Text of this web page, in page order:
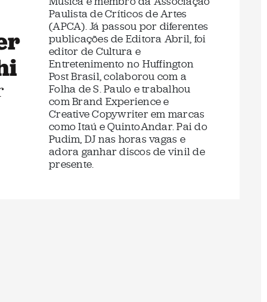
Paulista de Críticos de Artes
(APCA). Já passou por diferentes
publicações de Editora Abril, foi
editor de Cultura e
Entretenimento no Huffington
Post Brasil, colaborou com a
Folha de S. Paulo e trabalhou
com Brand Experience e
Creative Copywriter em marcas
como Itaú e QuintoAndar. Pai do
Pudim, DJ nas horas vagas e
adora ganhar discos de vinil de
presente.